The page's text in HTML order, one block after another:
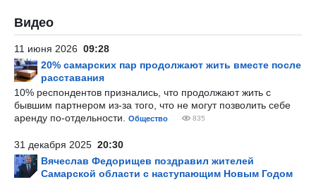
Видео
11 июня 2026 09:28
20% самарских пар продолжают жить вместе после
расставания
10% респондентов признались, что продолжают жить с
бывшим партнером из-за того, что не могут позволить себе
аренду по-отдельности.
Общество 835
31 декабря 2025 20:30
Вячеслав Федорищев поздравил жителей
Самарской области с наступающим Новым Годом